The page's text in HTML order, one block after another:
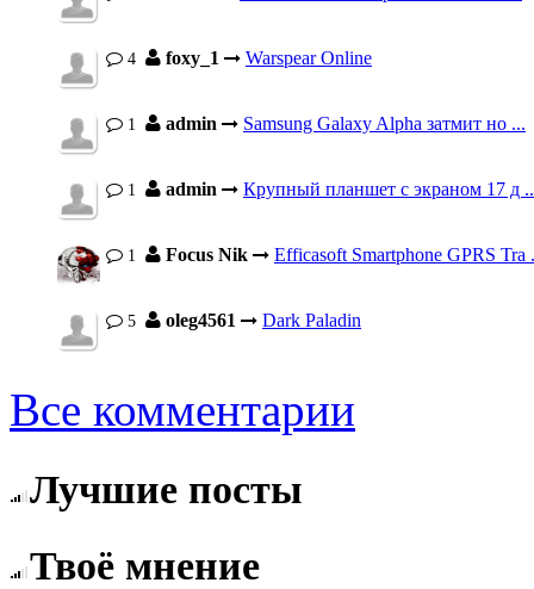
4 foxy_1 Warspear Online
1 admin Samsung Galaxy Alpha затмит но ...
1 admin Крупный планшет с экраном 17 д
1 Focus Nik Efficasoft Smartphone GPRS Tra
5 oleg4561 Dark Paladin
Все комментарии
Лучшие посты
Твоё мнение